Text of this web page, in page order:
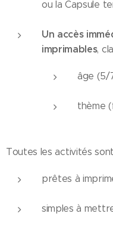
ou la Capsule
Un accès
imprimables,
âge (5/
thème
Toutes les activités
prêtes à
simples à